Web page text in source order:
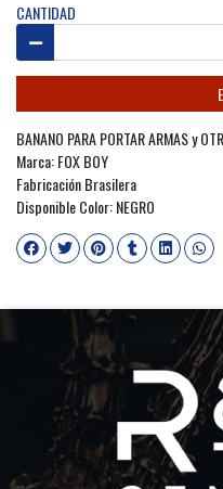
CANTIDAD
BANANO PARA PORTAR ARMAS y
Marca: FOX BOY
Fabricación Brasilera
Disponible Color: NEGRO